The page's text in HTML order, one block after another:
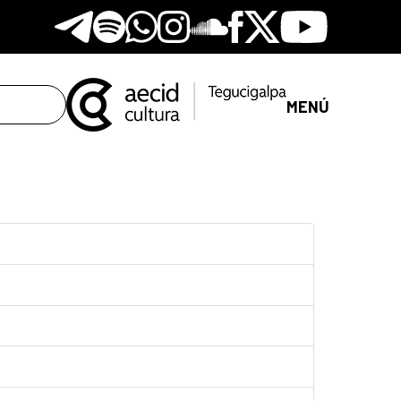
Telegram
SpotifyWhatsapp
Instagram
Soundclore
Facebook
X Youtube
MENÚ